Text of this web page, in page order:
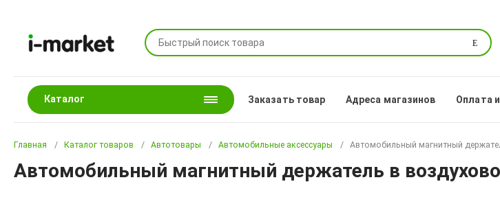
Поиск
Каталог Заказать товар Адреса магазинов Оплата
Главная Каталог товаров Автотовары Автомобильные аксессуары Автомобильный магнитный
Автомобильный магнитный держатель в